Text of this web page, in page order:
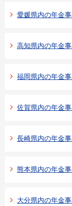
愛媛県内の年金
高知県内の年金
福岡県内の年金
佐賀県内の年金
長崎県内の年金
熊本県内の年金
大分県内の年金